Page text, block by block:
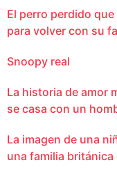
El perro perdido
para volver con su
Snoopy real
La historia de amor
se casa con un
La imagen de una
una familia británica